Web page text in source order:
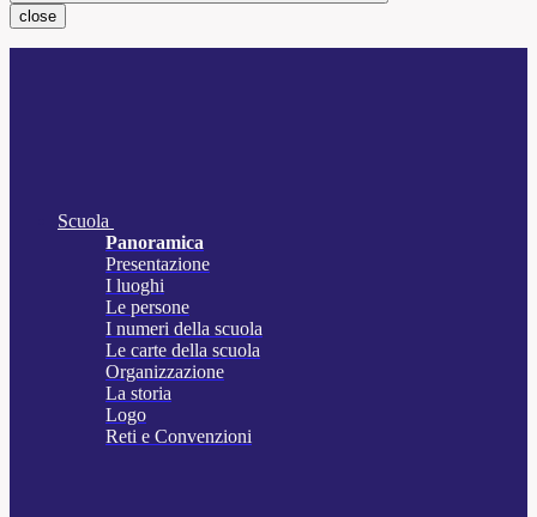
close
Scuola
Panoramica
Presentazione
I luoghi
Le persone
I numeri della scuola
Le carte della scuola
Organizzazione
La storia
Logo
Reti e Convenzioni